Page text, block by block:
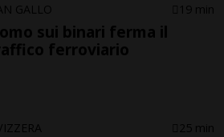
GALLO 19 min
sui binari ferma il
ferroviario
25 min